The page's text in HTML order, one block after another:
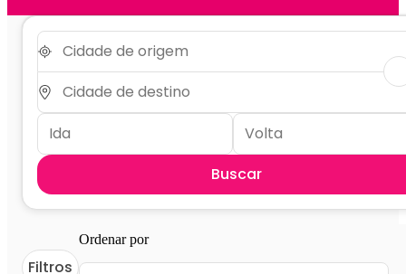
Buscar
Filtros
Ordenar por